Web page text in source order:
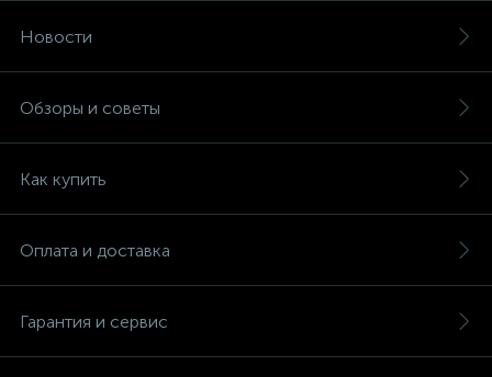
Новости
Обзоры и советы
Как купить
Оплата и доставка
Гарантия и сервис